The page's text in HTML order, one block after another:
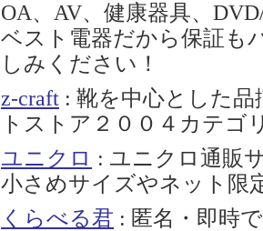
OA、AV、健康器具、
ベスト電器だから保証も
しみください！
z-craft : 靴を中心とした
トストア２００４カテゴ
ユニクロ : ユニクロ通販
小さめサイズやネット限
くらべる君 : 匿名・即時